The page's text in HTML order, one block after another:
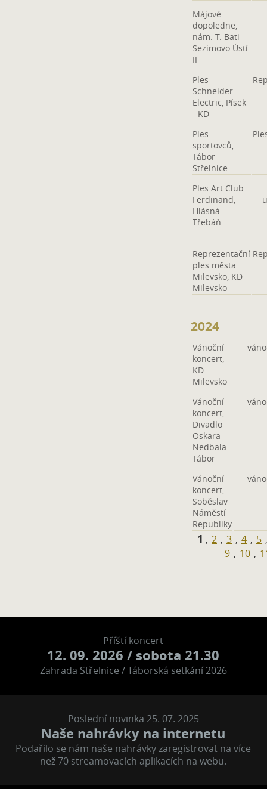
Májové
dopoledne,
nám. T. Bati
Sezimovo Ústí
II
Ples
Schneider
Electric, Písek
- KD
Ples
sportovců,
Tábor
Střelnice
Ples Art Club
Ferdinand,
Hlásná
Třebáň
Reprezentační
ples města
Milevsko, KD
Milevsko
2024
Vánoční
koncert,
KD
Milevsko
Vánoční
koncert,
Divadlo
Oskara
Nedbala
Tábor
Vánoční
koncert,
Soběslav
Náměstí
Republiky
1 , 2 , 3 , 4 , 5
9 , 10 ,
Příští koncert
12. 09. 2026 / sobota 21.30
Zahrada Střelnice / Táborská setkání 2026
Poslední novinka 25. 07. 2025
Naše nahrávky na internetu
Podařilo se nám naše nahrávky zaregistrovat na více
než 70 streamovacích aplikacích na webu.